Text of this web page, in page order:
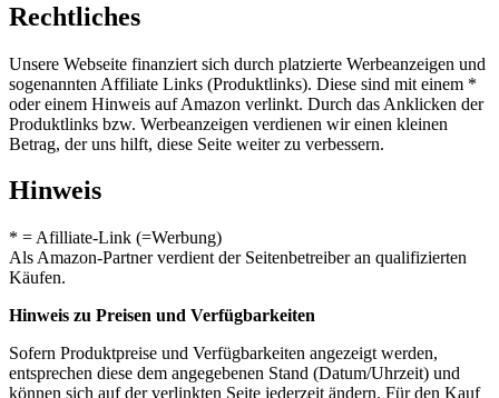
Rechtliches
Unsere Webseite finanziert sich durch platzierte Werbeanzeigen und
sogenannten Affiliate Links (Produktlinks). Diese sind mit einem *
oder einem Hinweis auf Amazon verlinkt. Durch das Anklicken der
Produktlinks bzw. Werbeanzeigen verdienen wir einen kleinen
Betrag, der uns hilft, diese Seite weiter zu verbessern.
Hinweis
* = Afilliate-Link (=Werbung)
Als Amazon-Partner verdient der Seitenbetreiber an qualifizierten
Käufen.
Hinweis zu Preisen und Verfügbarkeiten
Sofern Produktpreise und Verfügbarkeiten angezeigt werden,
entsprechen diese dem angegebenen Stand (Datum/Uhrzeit) und
können sich auf der verlinkten Seite jederzeit ändern. Für den Kauf